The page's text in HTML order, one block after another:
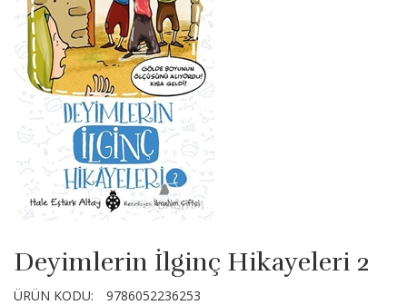
Deyimlerin İlginç Hikayeleri 2
ÜRÜN KODU:
9786052236253